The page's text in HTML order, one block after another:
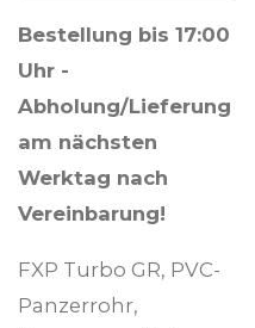
Bestellung bis 17:00
Uhr -
Abholung/Lieferung
am nächsten
Werktag nach
Vereinbarung!
FXP Turbo GR, PVC-
Panzerrohr,